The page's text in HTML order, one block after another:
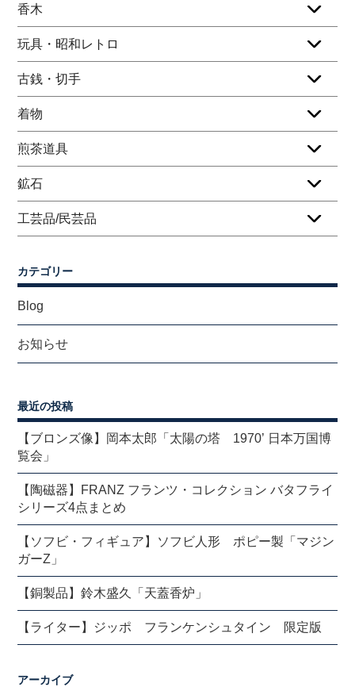
香木
玩具・昭和レトロ
古銭・切手
着物
煎茶道具
鉱石
工芸品/民芸品
カテゴリー
Blog
お知らせ
最近の投稿
【ブロンズ像】岡本太郎「太陽の塔 1970’ 日本万国博
覧会」
【陶磁器】FRANZ フランツ・コレクション バタフライ
シリーズ4点まとめ
【ソフビ・フィギュア】ソフビ人形 ポピー製「マジン
ガーZ」
【銅製品】鈴木盛久「天蓋香炉」
【ライター】ジッポ フランケンシュタイン 限定版
アーカイブ